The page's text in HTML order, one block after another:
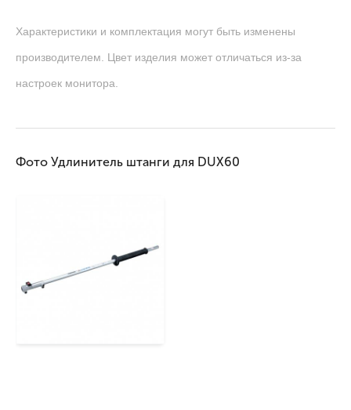
Характеристики и комплектация могут быть изменены
производителем. Цвет изделия может отличаться из-за
настроек монитора.
Фото Удлинитель штанги для DUX60